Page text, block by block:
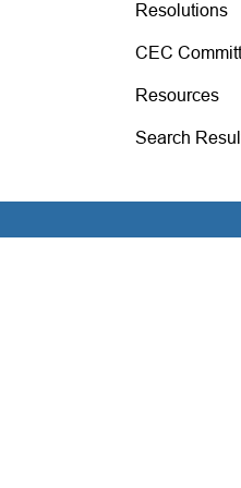
Resolutions
CEC
Resources
Search